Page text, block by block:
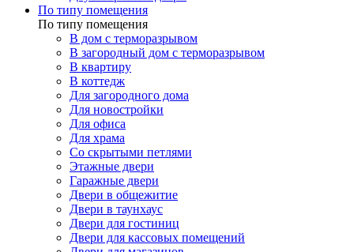
По типу помещения
По типу помещения
В дом с терморазрывом
В загородный дом с терморазрывом
В квартиру
В коттедж
Для загородного дома
Для новостройки
Для офиса
Для храма
Со скрытыми петлями
Этажные двери
Гаражные двери
Двери в общежитие
Двери в таунхаус
Двери для гостиниц
Двери для кассовых помещений